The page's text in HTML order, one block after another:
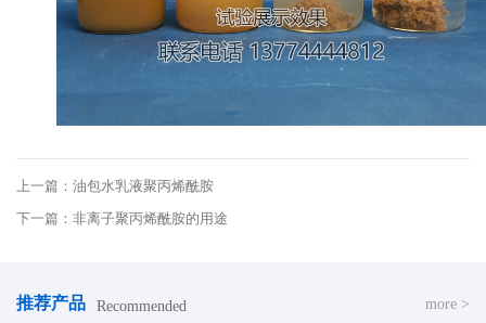
上一篇：油包水乳液聚丙烯酰胺
下一篇：非离子聚丙烯酰胺的用途
推荐产品 Recommended more >